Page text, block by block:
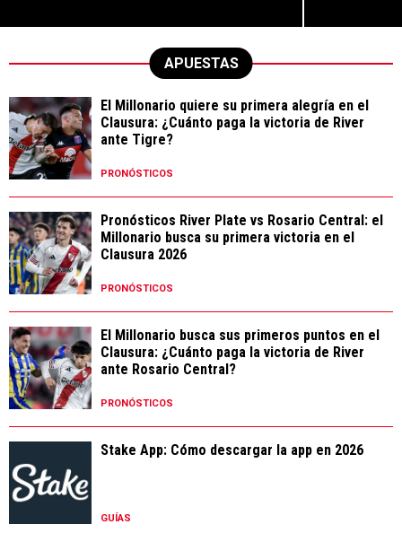
APUESTAS
El Millonario quiere su primera alegría en el
Clausura: ¿Cuánto paga la victoria de River
ante Tigre?
PRONÓSTICOS
Pronósticos River Plate vs Rosario Central: el
Millonario busca su primera victoria en el
Clausura 2026
PRONÓSTICOS
El Millonario busca sus primeros puntos en el
Clausura: ¿Cuánto paga la victoria de River
ante Rosario Central?
PRONÓSTICOS
Stake App: Cómo descargar la app en 2026
GUÍAS